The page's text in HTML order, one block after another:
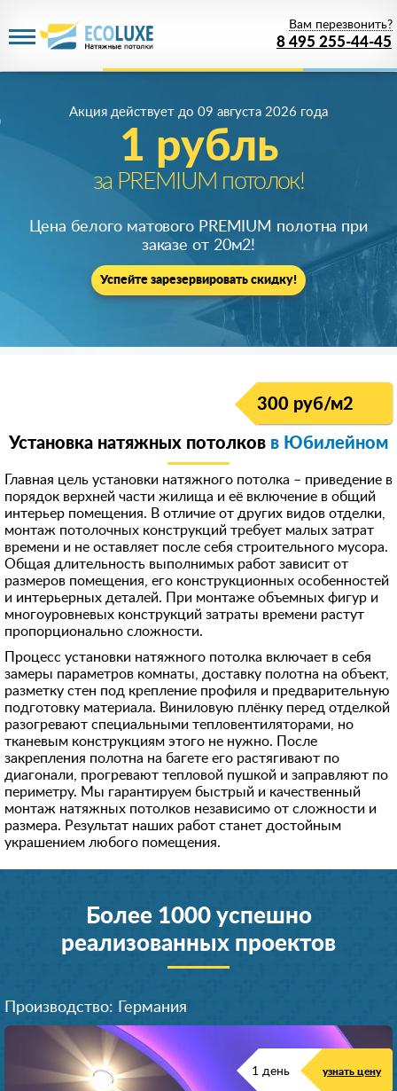
8 495 255-44-45
Вам перезвонить?
1 рубль
за PREMIUM потолок!
Акция действует до 09 августа 2026 года
Цена белого матового PREMIUM полотна при
заказе от 20м2!
Успейте зарезервировать скидку!
300 руб/м2
Установка натяжных потолков в Юбилейном
Главная цель установки натяжного потолка – приведение в
порядок верхней части жилища и её включение в общий
интерьер помещения. В отличие от других видов отделки,
монтаж потолочных конструкций требует малых затрат
времени и не оставляет после себя строительного мусора.
Общая длительность выполнимых работ зависит от
размеров помещения, его конструкционных особенностей
и интерьерных деталей. При монтаже объемных фигур и
многоуровневых конструкций затраты времени растут
пропорционально сложности.
Процесс установки натяжного потолка включает в себя
замеры параметров комнаты, доставку полотна на объект,
разметку стен под крепление профиля и предварительную
подготовку материала. Виниловую плёнку перед отделкой
разогревают специальными тепловентиляторами, но
тканевым конструкциям этого не нужно. После
закрепления полотна на багете его растягивают по
диагонали, прогревают тепловой пушкой и заправляют по
периметру. Мы гарантируем быстрый и качественный
монтаж натяжных потолков независимо от сложности и
размера. Результат наших работ станет достойным
украшением любого помещения.
Более 1000 успешно
реализованных проектов
Производство: Германия
1 день узнать цену